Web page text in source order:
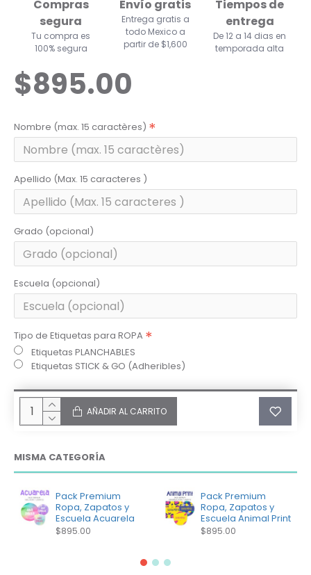
Compras
segura
Tu compra es
100% segura
Envío gratis
Entrega gratis a
todo Mexico a
partir de $1,600
Tiempos de
entrega
De 12 a 14 dias en
temporada alta
$895.00
Nombre (max. 15 caractères)
Apellido (Max. 15 caracteres )
Grado (opcional)
Escuela (opcional)
Tipo de Etiquetas para ROPA
Etiquetas PLANCHABLES
Etiquetas STICK & GO (Adheribles)
AÑADIR AL CARRITO
MISMA CATEGORÍA
Pack Premium
Ropa, Zapatos y
Escuela Acuarela
$895.00
Pack Premium
Ropa, Zapatos y
Escuela Animal Print
$895.00